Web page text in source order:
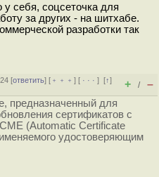
у себя, соцсеточка для
за других - на шитхабе.
разработки так
[ответить] [ ﹢﹢﹢] [ · · ·][↑]
+ / –
предназначенный для
сертификатов с
(Automatic Certificate
удостоверяющим